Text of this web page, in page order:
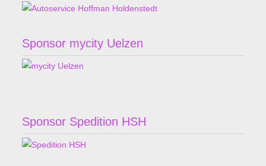
Sponsor mycity Uelzen
Sponsor Spedition HSH